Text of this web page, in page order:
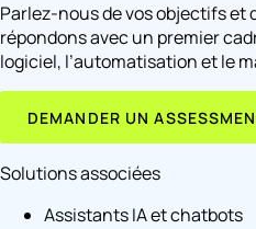
Parlez-nous de vos objectifs et
répondons avec un premier
logiciel, l’automatisation et le
DEMANDER UN
Solutions associées
Assistants IA et chatbots